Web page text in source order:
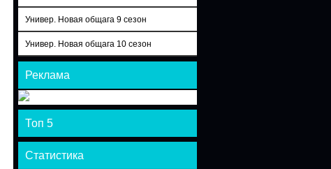
Универ. Новая общага 9 сезон
Универ. Новая общага 10 сезон
Реклама
Топ 5
Статистика